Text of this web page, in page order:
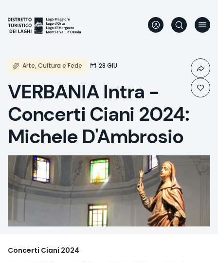
Inhalt
Arte, Cultura e Fede 28 GIU
VERBANIA Intra -
Concerti Ciani 2024:
Michele D'Ambrosio
Concerti Ciani 2024